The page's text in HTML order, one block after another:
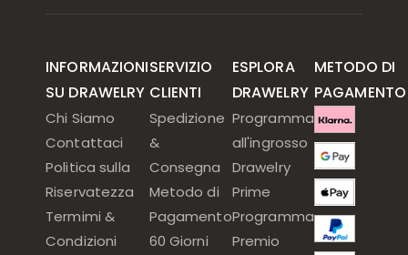
INFORMAZIONI
SU DRAWELRY
Chi Siamo
Contattaci
Politica sulla
Riservatezza
Termimi &
Condizioni
SERVIZIO
CLIENTI
Spedizione
&
Consegna
Metodo di
Pagamento
60 Giorni
ESPLORA
DRAWELRY
Programma
all'ingrosso
Drawelry
Prime
Programma
Premio
METODO DI
PAGAMENTO